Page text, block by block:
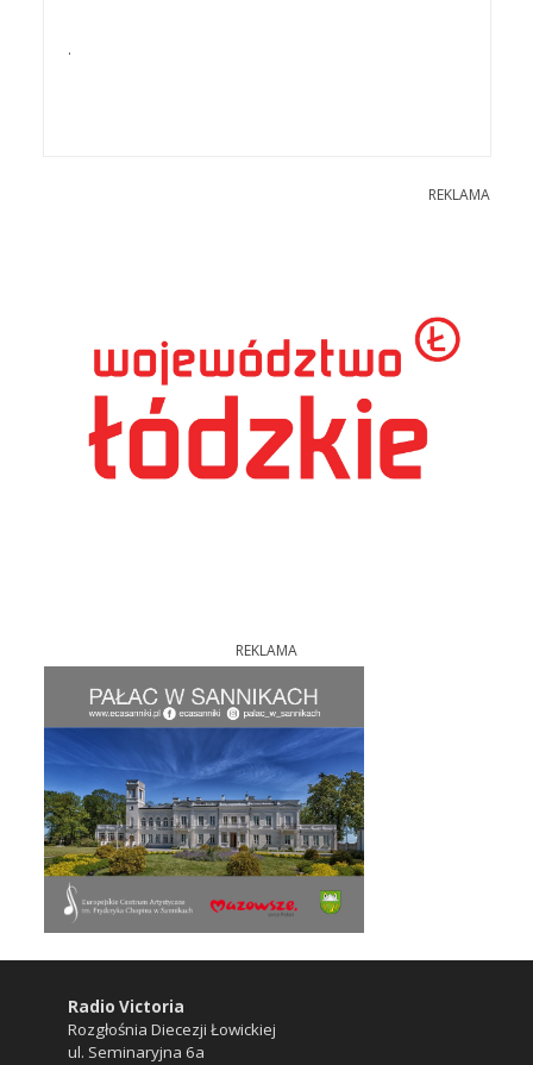
.
REKLAMA
REKLAMA
Radio Victoria
Rozgłośnia Diecezji Łowickiej
ul. Seminaryjna 6a